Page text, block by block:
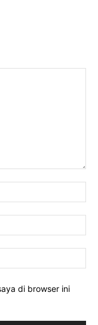
di browser ini